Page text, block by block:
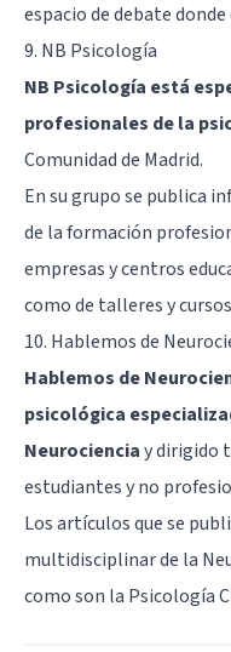
espacio de debate
9. NB Psicología
NB Psicología está
profesionales de la
Comunidad de Madrid.
En su grupo se publica
de la formación
empresas y centros
como de talleres y
10. Hablemos de
Hablemos de
psicológica
Neurocienciay dirigido
estudiantes y no
Los artículos que se
multidisciplinar de la
como son la Psicología